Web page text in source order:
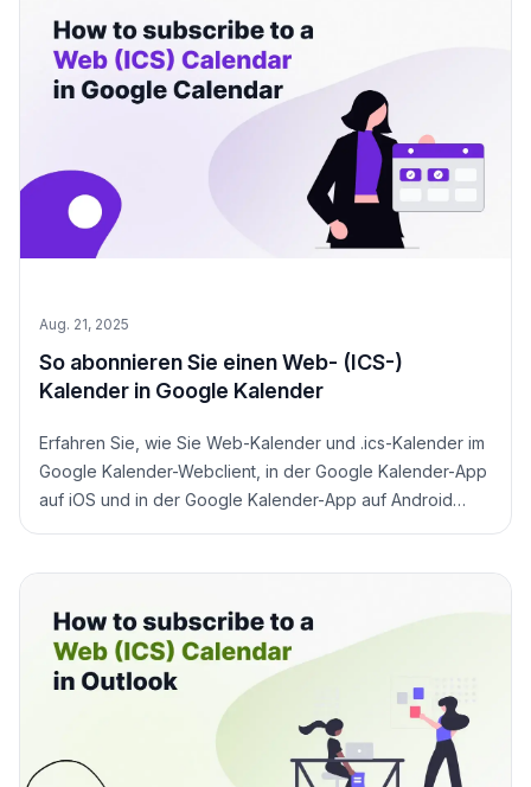
Aug. 21, 2025
So abonnieren Sie einen Web- (ICS-)
Kalender in Google Kalender
Erfahren Sie, wie Sie Web-Kalender und .ics-Kalender im
Google Kalender-Webclient, in der Google Kalender-App
auf iOS und in der Google Kalender-App auf Android